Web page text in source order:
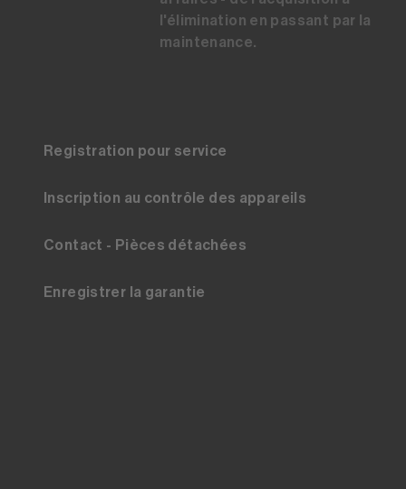
l'élimination en passant par la
maintenance.
Registration pour service
Inscription au contrôle des appareils
Contact - Pièces détachées
Enregistrer la garantie